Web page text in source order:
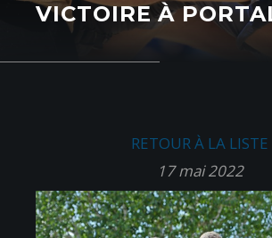
VICTOIRE À
RETOUR À LA LISTE
17 mai 2022